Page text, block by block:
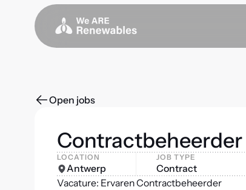
Open jobs
Contractbeheerder
LOCATION
Antwerp
JOB TYPE
Contract
Vacature: Ervaren Contractbeheerder